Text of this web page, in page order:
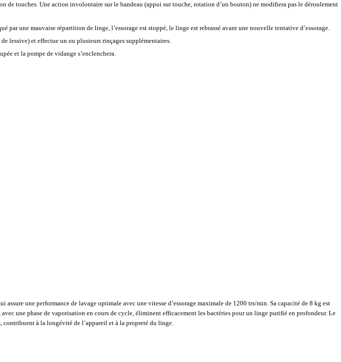
de touches. Une action involontaire sur le bandeau (appui sur touche, rotation d’un bouton) ne modifiera pas le déroulement
une mauvaise répartition de linge, l’essorage est stoppé, le linge est rebrassé avant une nouvelle tentative d’essorage.
lessive) et effectue un ou plusieurs rinçages supplémentaires.
et la pompe de vidange s’enclenchera.
une performance de lavage optimale avec une vitesse d’essorage maximale de 1200 trs/min. Sa capacité de 8 kg est
une phase de vaporisation en cours de cycle, éliminent efficacement les bactéries pour un linge purifié en profondeur. Le
à la longévité de l’appareil et à la propreté du linge.